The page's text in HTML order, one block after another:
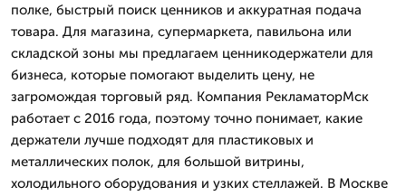
полке, быстрый поиск ценников и аккуратная подача
товара. Для магазина, супермаркета, павильона или
складской зоны мы предлагаем ценникодержатели для
бизнеса, которые помогают выделить цену, не
загромождая торговый ряд. Компания РекламаторМск
работает с 2016 года, поэтому точно понимает, какие
держатели лучше подходят для пластиковых и
металлических полок, для большой витрины,
холодильного оборудования и узких стеллажей. В Москве